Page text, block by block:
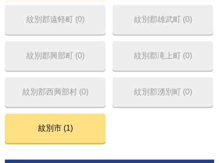
紋別郡遠軽町 (0) 紋別郡雄武町 (0)
紋別郡興部町 (0) 紋別郡滝上町 (0)
紋別郡西興部村 (0) 紋別郡湧別町 (0)
紋別市 (1)